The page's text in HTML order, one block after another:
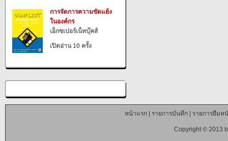
การจัดการความขัดแย้ง
ในองค์กร
เอ็กซเปอร์เน็ทบุ๊คส์
เปิดอ่าน 10 ครั้ง
หน้าแรก| รายการบันทึก| รายการยืมห
Copyright © 2013